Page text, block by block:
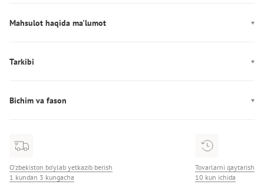
Mahsulot haqida ma'lumot
Mahkamlagich: Zamok
Qo'shimcha: Tikilgan kapyushon
Tarkibi
Bichim va fason
O‘zbekiston bo‘ylab yetkazib berish
1 kundan 3 kungacha
Tovarlarni qaytarish
10 kun ichida